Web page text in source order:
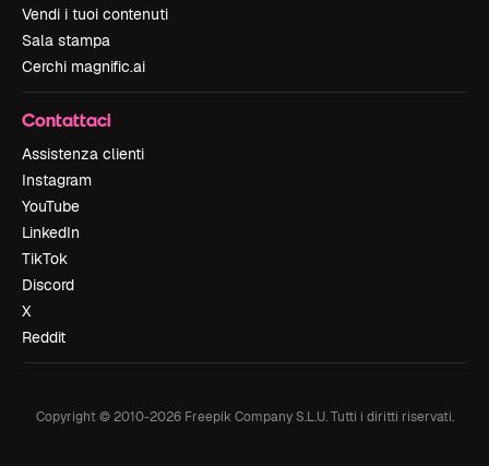
Vendi i tuoi contenuti
Sala stampa
Cerchi magnific.ai
Contattaci
Assistenza clienti
Instagram
YouTube
LinkedIn
TikTok
Discord
X
Reddit
Copyright © 2010-2026Freepik Company S.L.U. Tutti i diritti riservati.